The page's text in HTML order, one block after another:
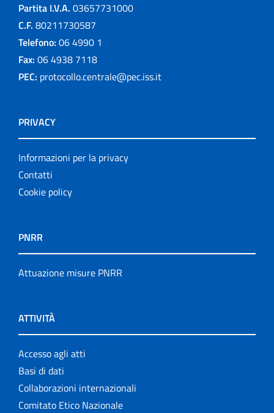
Partita I.V.A. 03657731000
C.F. 80211730587
Telefono: 06 4990 1
Fax: 06 4938 7118
PEC: protocollo.centrale@pec.iss.it
PRIVACY
Informazioni per la privacy
Contatti
Cookie policy
PNRR
Attuazione misure PNRR
ATTIVITÀ
Accesso agli atti
Basi di dati
Collaborazioni internazionali
Comitato Etico Nazionale